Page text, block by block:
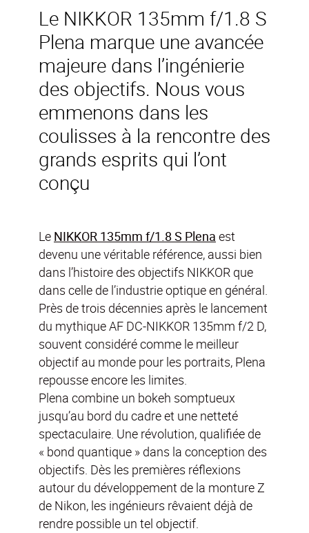
Le NIKKOR 135mm f/1.8 S
Plena marque une avancée
majeure dans l’ingénierie
des objectifs. Nous vous
emmenons dans les
coulisses à la rencontre des
grands esprits qui l’ont
conçu
Le NIKKOR 135mm f/1.8 S Plena est
devenu une véritable référence, aussi bien
dans l’histoire des objectifs NIKKOR que
dans celle de l’industrie optique en général.
Près de trois décennies après le lancement
du mythique AF DC-NIKKOR 135mm f/2 D,
souvent considéré comme le meilleur
objectif au monde pour les portraits, Plena
repousse encore les limites.
Plena combine un bokeh somptueux
jusqu’au bord du cadre et une netteté
spectaculaire. Une révolution, qualifiée de
« bond quantique » dans la conception des
objectifs. Dès les premières réflexions
autour du développement de la monture Z
de Nikon, les ingénieurs rêvaient déjà de
rendre possible un tel objectif.